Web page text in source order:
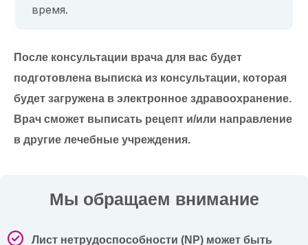
время.
После консультации врача для вас будет
подготовлена ​​выписка из консультации, которая
будет загружена в электронное здравоохранение.
Врач сможет выписать рецепт и/или направление
в другие лечебные учреждения.
Мы обращаем внимание
Лист нетрудоспособности (NP) может быть